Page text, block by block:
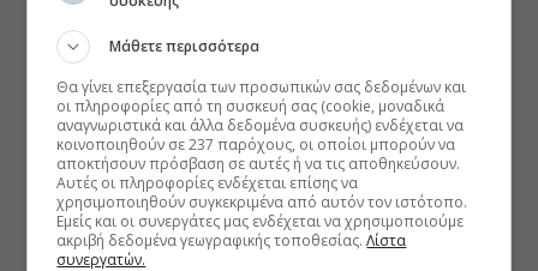
Μάθετε περισσότερα
Θα γίνει επεξεργασία των προσωπικών σας δεδομένων και
οι πληροφορίες από τη συσκευή σας (cookie, μοναδικά
αναγνωριστικά και άλλα δεδομένα συσκευής) ενδέχεται να
κοινοποιηθούν σε 237 παρόχους, οι οποίοι μπορούν να
αποκτήσουν πρόσβαση σε αυτές ή να τις αποθηκεύσουν.
Αυτές οι πληροφορίες ενδέχεται επίσης να
χρησιμοποιηθούν συγκεκριμένα από αυτόν τον ιστότοπο.
Εμείς και οι συνεργάτες μας ενδέχεται να χρησιμοποιούμε
ακριβή δεδομένα γεωγραφικής τοποθεσίας.Λίστα
συνεργατών.